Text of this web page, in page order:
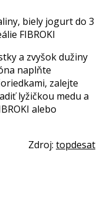
biely jogurt do 3
FIBROKI
a zvyšok dužiny
naplňte
zalejte
lyžičkou medu a
alebo
Zdroj: topdesat